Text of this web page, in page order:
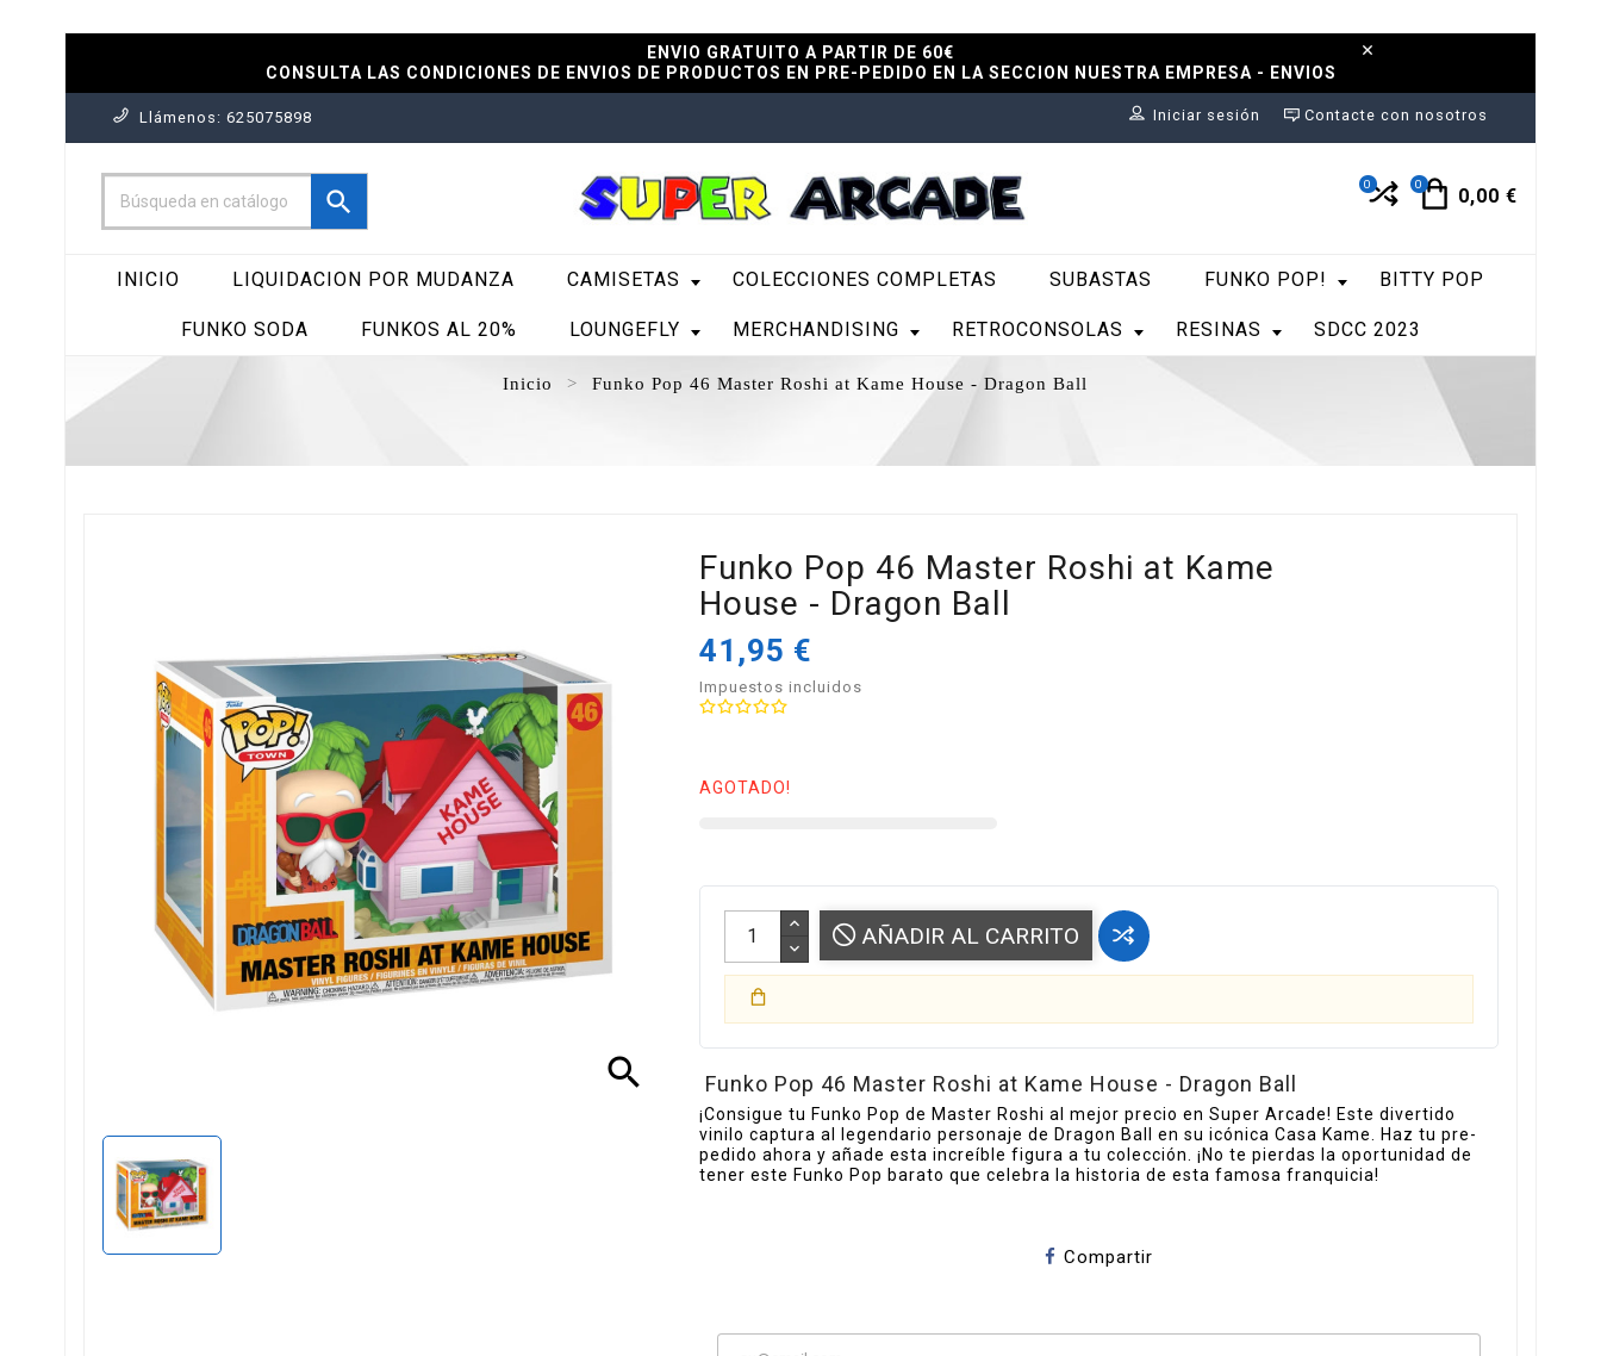
ENVIO GRATUITO A PARTIR DE 60€
CONSULTA LAS CONDICIONES DE ENVIOS DE PRODUCTOS EN PRE-PEDIDO EN LA SECCION NUESTRA EMPRESA - ENVIOS
Llámenos: 625075898 Contacte con nosotros
Iniciar sesión

0
0,00 €
0
INICIO LIQUIDACION POR MUDANZA CAMISETAS COLECCIONES COMPLETAS SUBASTAS FUNKO POP! BITTY POP
FUNKO SODA FUNKOS AL 20% LOUNGEFLY MERCHANDISING RETROCONSOLAS RESINAS SDCC 2023
Inicio Funko Pop 46 Master Roshi at Kame House - Dragon Ball
search
Funko Pop 46 Master Roshi at Kame
House - Dragon Ball
41,95 €
Impuestos incluidos
AGOTADO!
AÑADIR AL CARRITO
Funko Pop 46 Master Roshi at Kame House - Dragon Ball
¡Consigue tu Funko Pop de Master Roshi al mejor precio en Super Arcade! Este divertido
vinilo captura al legendario personaje de Dragon Ball en su icónica Casa Kame. Haz tu pre-
pedido ahora y añade esta increíble figura a tu colección. ¡No te pierdas la oportunidad de
tener este Funko Pop barato que celebra la historia de esta famosa franquicia!
Compartir